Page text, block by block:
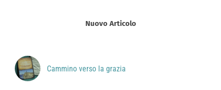
Nuovo Articolo
Cammino verso la grazia